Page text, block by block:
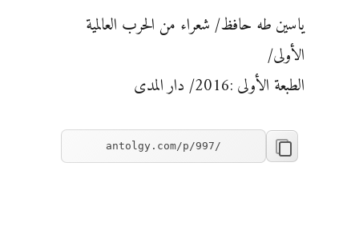
ياسين طه حافظ/ شعراء من الحرب العالمية
الأولى/
الطبعة الأولى :2016/ دار المدى